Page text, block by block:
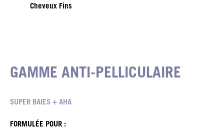
Cheveux Fins
GAMME ANTI-PELLICULAIRE
SUPER BAIES + AHA
FORMULÉE POUR :